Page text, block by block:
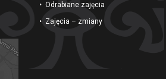
Odrabiane zajęcia
Zajęcia – zmiany